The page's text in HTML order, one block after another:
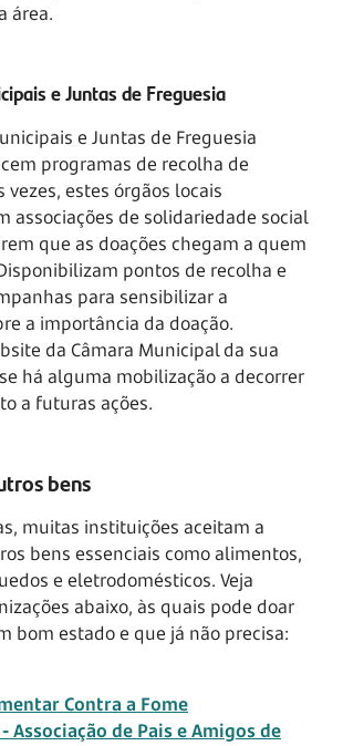
área.
e Juntas de Freguesia
e Juntas de Freguesia
programas de recolha de
vezes, estes órgãos locais
associações de solidariedade social
que as doações chegam a quem
pontos de recolha e
para sensibilizar a
a importância da doação.
da Câmara Municipal da sua
há alguma mobilização a decorrer
a futuras ações.
bens
muitas instituições aceitam a
bens essenciais como alimentos,
e eletrodomésticos. Veja
abaixo, às quais pode doar
bom estado e que já não precisa:
Contra a Fome
Associação de Pais e Amigos de